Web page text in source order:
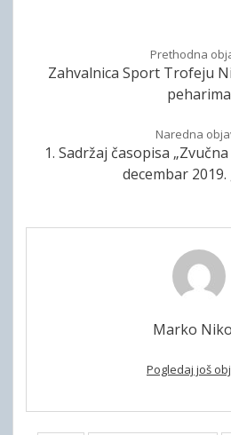
Prethodna
Zahvalnica Sport Trofeju
peharima
Naredna
1. Sadržaj časopisa
decembar
Marko
Pogledaj još